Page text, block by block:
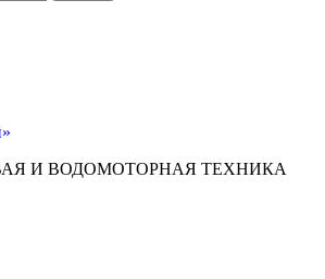
И ВОДОМОТОРНАЯ ТЕХНИКА